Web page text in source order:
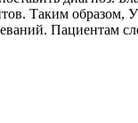
Таким
Пациентам